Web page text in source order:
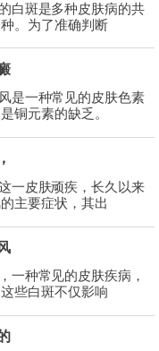
斑是多种皮肤病的共
。为了准确判断
一种常见的皮肤色素
铜元素的缺乏。
皮肤顽疾，长久以来
主要症状，其出
种常见的皮肤疾病，
些白斑不仅影响